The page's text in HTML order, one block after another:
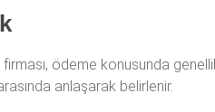
firması, ödeme konusunda
anlaşarak belirlenir.